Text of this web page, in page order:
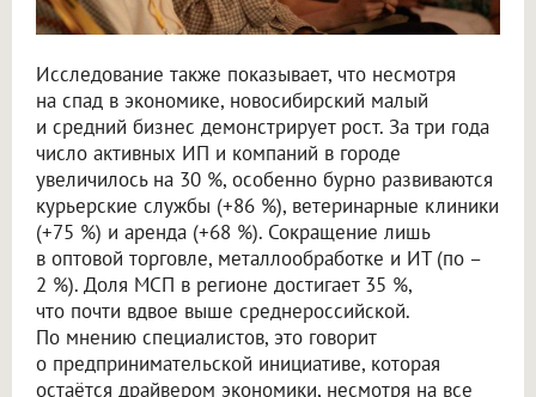
Исследование также показывает, что несмотря
на спад в экономике, новосибирский малый
и средний бизнес демонстрирует рост. За три года
число активных ИП и компаний в городе
увеличилось на 30 %, особенно бурно развиваются
курьерские службы (+86 %), ветеринарные клиники
(+75 %) и аренда (+68 %). Сокращение лишь
в оптовой торговле, металлообработке и ИТ (по –
2 %). Доля МСП в регионе достигает 35 %,
что почти вдвое выше среднероссийской.
По мнению специалистов, это говорит
о предпринимательской инициативе, которая
остаётся драйвером экономики, несмотря на все